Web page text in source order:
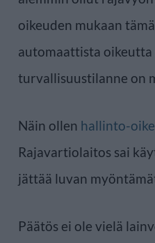
oikeuden mukaan
automaattista oikeutta
turvallisuustilanne on
Näin ollen hallinto-
Rajavartiolaitos sai
jättää luvan
Päätös ei ole vielä